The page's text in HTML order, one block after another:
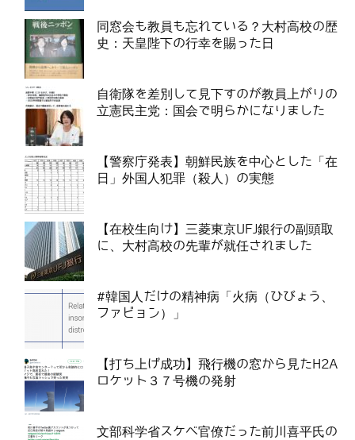
同窓会も教員も忘れている？大村高校の歴
史：天皇陛下の行幸を賜った日
自衛隊を差別して見下すのが教員上がりの
立憲民主党：国会で明らかになりました
【警察庁発表】朝鮮民族を中心とした「在
日」外国人犯罪（殺人）の実態
【在校生向け】三菱東京UFJ銀行の副頭取
に、大村高校の先輩が就任されました
#韓国人だけの精神病「火病（ひびょう、
ファビョン）」
【打ち上げ成功】飛行機の窓から見たH2A
ロケット３７号機の発射
文部科学省スケベ官僚だった前川喜平氏の